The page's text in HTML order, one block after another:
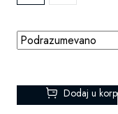
Dodaj u